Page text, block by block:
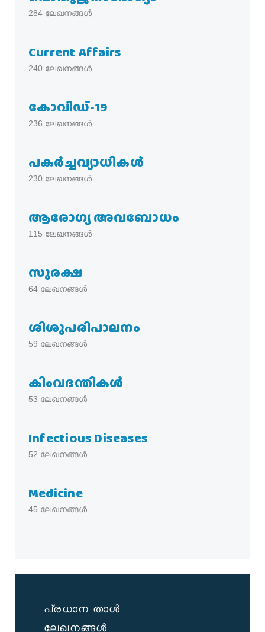
284 ലേഖനങ്ങൾ
Current Affairs
240 ലേഖനങ്ങൾ
കോവിഡ്-19
236 ലേഖനങ്ങൾ
പകര്‍ച്ചവ്യാധികള്‍
230 ലേഖനങ്ങൾ
ആരോഗ്യ അവബോധം
115 ലേഖനങ്ങൾ
സുരക്ഷ
64 ലേഖനങ്ങൾ
ശിശുപരിപാലനം
59 ലേഖനങ്ങൾ
കിംവദന്തികൾ
53 ലേഖനങ്ങൾ
Infectious Diseases
52 ലേഖനങ്ങൾ
Medicine
45 ലേഖനങ്ങൾ
പ്രധാന താൾ
ലേഖനങ്ങൾ